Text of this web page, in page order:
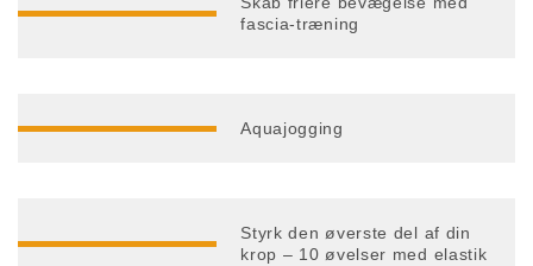
fascia-træning
Aquajogging
Styrk den øverste del af din
krop – 10 øvelser med elastik